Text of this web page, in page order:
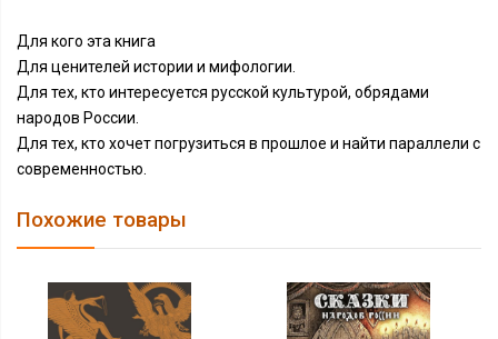
Для кого эта книга
Для ценителей истории и мифологии.
Для тех, кто интересуется русской культурой, обрядами
народов России.
Для тех, кто хочет погрузиться в прошлое и найти параллели с
современностью.
Похожие товары